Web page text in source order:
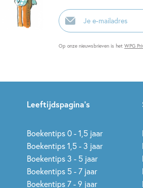
E-
mailadres
Op onze nieuwsbrieven is het WPG
Leeftijdspagina’s
Boekentips 0 - 1,5 jaar
Boekentips 1,5 - 3 jaar
Boekentips 3 - 5 jaar
Boekentips 5 - 7 jaar
Boekentips 7 - 9 jaar